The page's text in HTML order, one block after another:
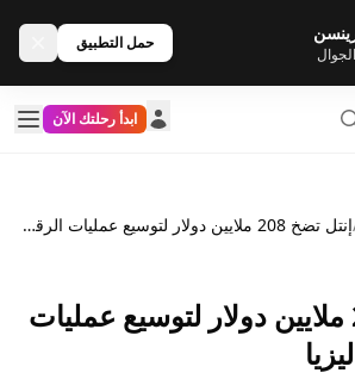
حمل التطبيق
ابدأ رحلتك الآن
إنتل تضخ 208 ملايين دولار لتوسيع عمليات الرقائق في ماليزيا
إنتل تضخ 208 ملايين دولار لتوسيع عمليات